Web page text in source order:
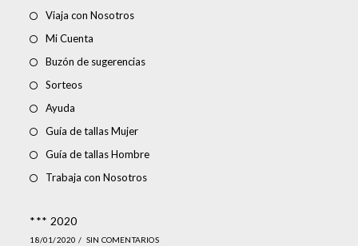
Viaja con Nosotros
Mi Cuenta
Buzón de sugerencias
Sorteos
Ayuda
Guía de tallas Mujer
Guía de tallas Hombre
Trabaja con Nosotros
*** 2020
18/01/2020 / SIN COMENTARIOS